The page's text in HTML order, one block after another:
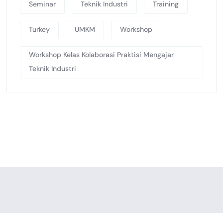
Seminar Teknik Industri Training
Turkey UMKM Workshop
Workshop Kelas Kolaborasi Praktisi Mengajar
Teknik Industri